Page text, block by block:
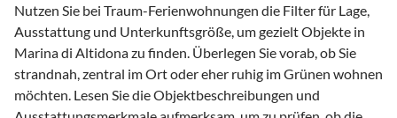
Nutzen Sie bei Traum-Ferienwohnungen die Filter für Lage,
Ausstattung und Unterkunftsgröße, um gezielt Objekte in
Marina di Altidona zu finden. Überlegen Sie vorab, ob Sie
strandnah, zentral im Ort oder eher ruhig im Grünen wohnen
möchten. Lesen Sie die Objektbeschreibungen und